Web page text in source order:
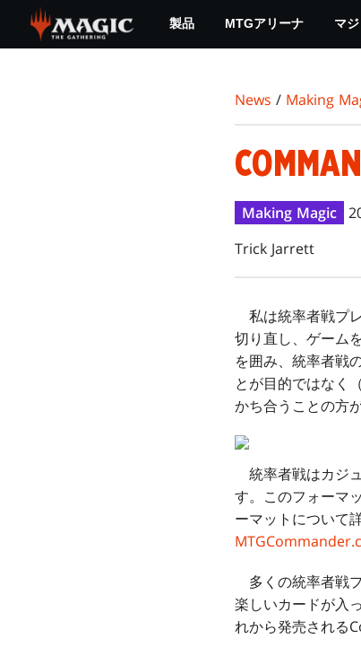
main
製品 MTGアリーナ マ
News / Making
Making Magic
Trick Jarrett
私は統率者戦プ
切り直し、ゲーム
を囲み、統率者戦
とが目的ではなく
かち合うことの方
統率者戦はカジ
す。このフォーマ
ーマットについて
多くの統率者戦
楽しいカードが入
れから発売される